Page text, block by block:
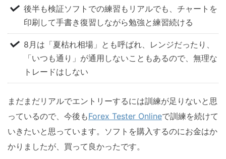
後半も検証ソフトでの練習もリアルでも、チャートを
印刷して手書き復習しながら勉強と練習続ける
8月は「夏枯れ相場」とも呼ばれ、レンジだったり、
「いつも通り」が通用しないこともあるので、無理な
トレードはしない
まだまだリアルでエントリーするには訓練が足りないと思
っているので、今後もForex Tester Onlineで訓練を続けて
いきたいと思っています。ソフトを購入するのにお金はか
かりましたが、買って良かったです。